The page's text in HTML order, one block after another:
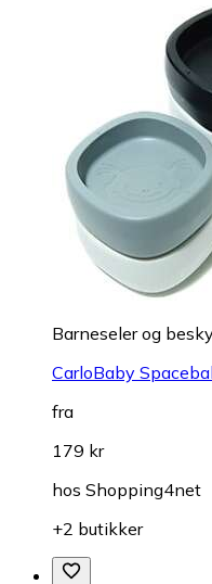
Barneseler og
CarloBaby
fra
179 kr
hos Shopping4net
+2 butikker